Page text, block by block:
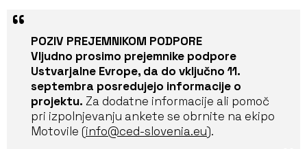
POZIV PREJEMNIKOM PODPORE
Vljudno prosimo prejemnike podpore
Ustvarjalne Evrope, da do vključno 11.
septembra posredujejo informacije o
projektu. Za dodatne informacije ali pomoč
pri izpolnjevanju ankete se obrnite na ekipo
Motovile (info@ced-slovenia.eu).